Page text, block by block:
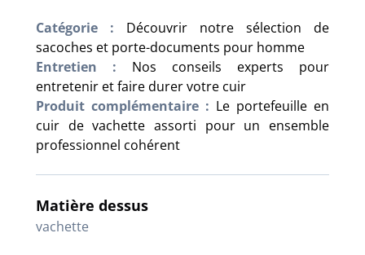
Catégorie :
Découvrir notre sélection de
sacoches et porte-documents pour homme
Entretien :
Nos conseils experts pour
entretenir et faire durer votre cuir
Produit complémentaire : Le portefeuille en
cuir de vachette assorti pour un ensemble
professionnel cohérent
Matière dessus
vachette